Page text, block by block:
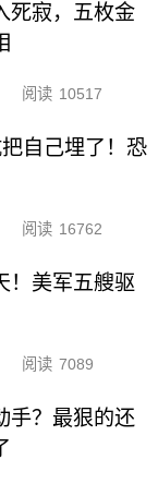
死寂，五枚金
阅读 10517
自己埋了！恐
阅读 16762
！美军五艘驱
阅读 7089
手？最狠的还